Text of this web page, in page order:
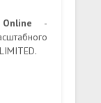
-